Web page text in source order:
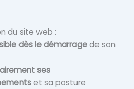
du site web :
dès le démarragede son
ses
et sa posture